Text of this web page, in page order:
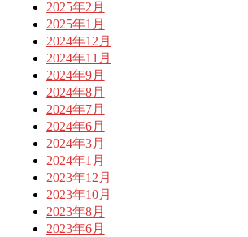
2025年2月
2025年1月
2024年12月
2024年11月
2024年9月
2024年8月
2024年7月
2024年6月
2024年3月
2024年1月
2023年12月
2023年10月
2023年8月
2023年6月